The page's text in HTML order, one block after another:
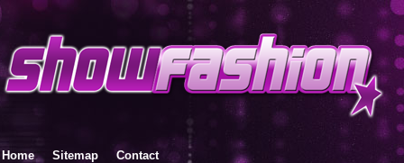
Home Sitemap Contact